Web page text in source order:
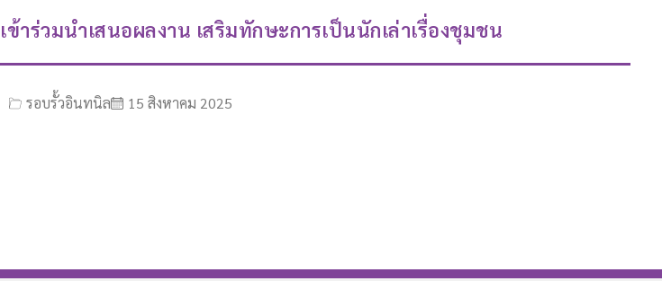
เข้าร่วมนำเสนอผลงาน เสริมทักษะการเป็นนักเล่าเรื่องชุมชน
รอบรั้วอินทนิล 15 สิงหาคม 2025